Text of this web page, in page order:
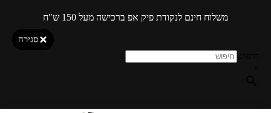
משלוח חינם לנקודת פיק אפ ברכישה מעל 150 ש"ח
סגירה